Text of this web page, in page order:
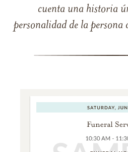
cuenta una historia
personalidad de la persona